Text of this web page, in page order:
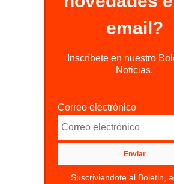
email?
Inscríbete en nuestro
Noticias.
Correo electrónico
Suscriviendote al Boletin,